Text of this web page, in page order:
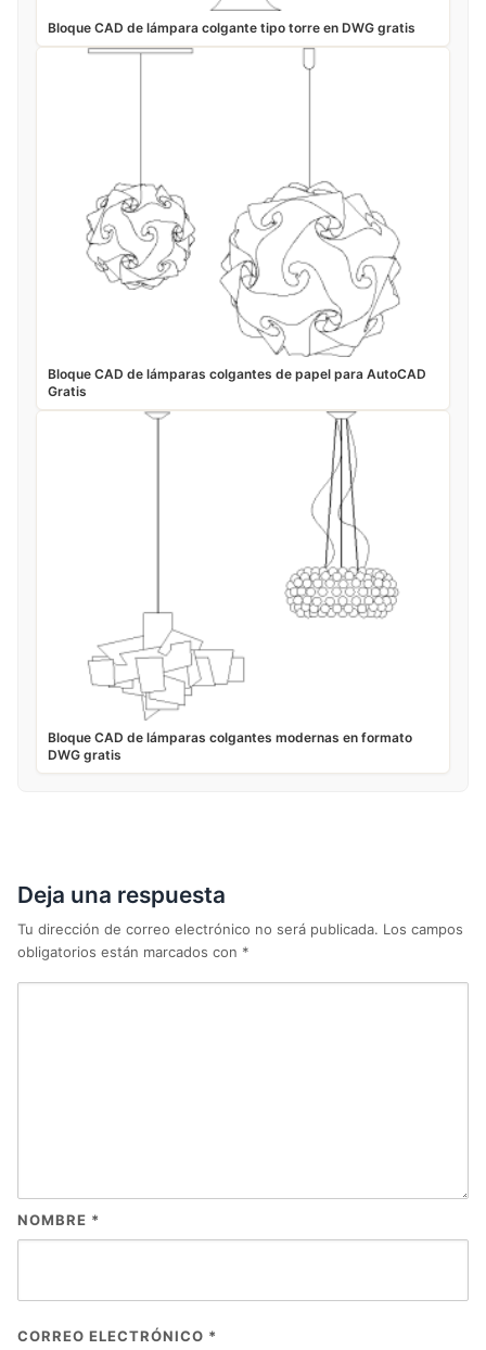
Bloque CAD de lámpara colgante tipo torre en DWG gratis
Bloque CAD de lámparas colgantes de papel para AutoCAD
Gratis
Bloque CAD de lámparas colgantes modernas en formato
DWG gratis
Deja una respuesta
Tu dirección de correo electrónico no será publicada. Los campos
obligatorios están marcados con *
NOMBRE *
CORREO ELECTRÓNICO *